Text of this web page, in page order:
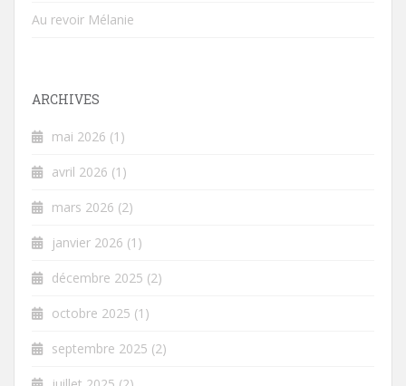
Au revoir Mélanie
ARCHIVES
mai 2026 (1)
avril 2026 (1)
mars 2026 (2)
janvier 2026 (1)
décembre 2025 (2)
octobre 2025 (1)
septembre 2025 (2)